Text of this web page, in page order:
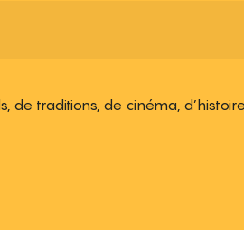
de traditions, de cinéma,
favoris